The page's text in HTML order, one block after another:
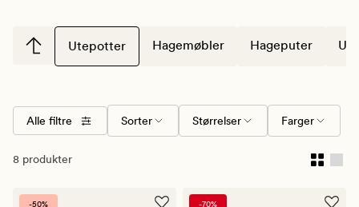
materialer som er laget for å tåle vær og vind gjennom
sesongen.Utepotter Hagemøbler Hageputer
Alle filtre Sorter Størrelser Farger
8 produkter
-50% -70%